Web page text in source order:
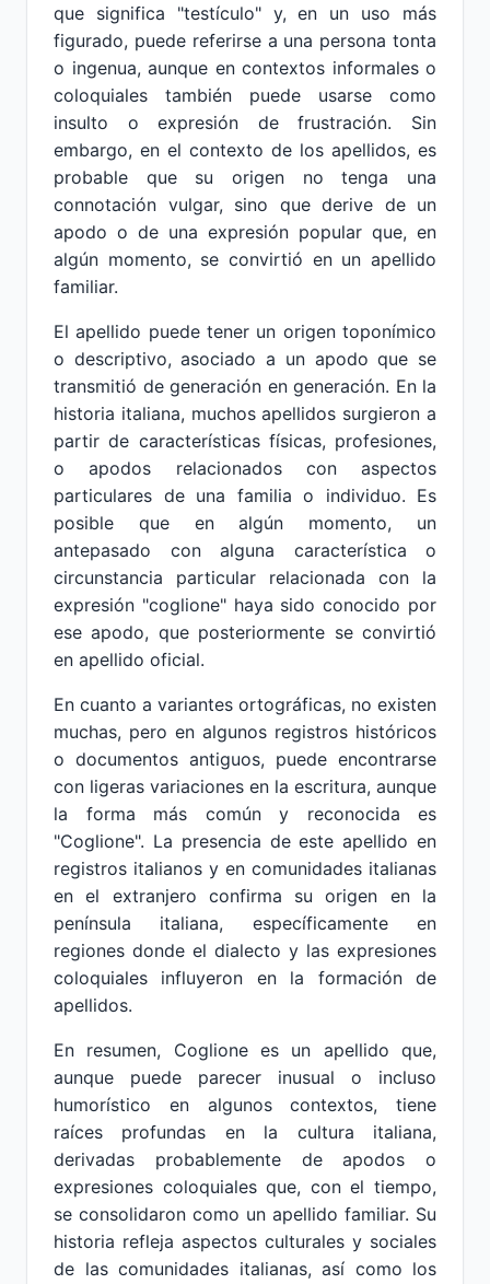
que significa "testículo" y, en un uso más
figurado, puede referirse a una persona tonta
o ingenua, aunque en contextos informales o
coloquiales también puede usarse como
insulto o expresión de frustración. Sin
embargo, en el contexto de los apellidos, es
probable que su origen no tenga una
connotación vulgar, sino que derive de un
apodo o de una expresión popular que, en
algún momento, se convirtió en un apellido
familiar.
El apellido puede tener un origen toponímico
o descriptivo, asociado a un apodo que se
transmitió de generación en generación. En la
historia italiana, muchos apellidos surgieron a
partir de características físicas, profesiones,
o apodos relacionados con aspectos
particulares de una familia o individuo. Es
posible que en algún momento, un
antepasado con alguna característica o
circunstancia particular relacionada con la
expresión "coglione" haya sido conocido por
ese apodo, que posteriormente se convirtió
en apellido oficial.
En cuanto a variantes ortográficas, no existen
muchas, pero en algunos registros históricos
o documentos antiguos, puede encontrarse
con ligeras variaciones en la escritura, aunque
la forma más común y reconocida es
"Coglione". La presencia de este apellido en
registros italianos y en comunidades italianas
en el extranjero confirma su origen en la
península italiana, específicamente en
regiones donde el dialecto y las expresiones
coloquiales influyeron en la formación de
apellidos.
En resumen, Coglione es un apellido que,
aunque puede parecer inusual o incluso
humorístico en algunos contextos, tiene
raíces profundas en la cultura italiana,
derivadas probablemente de apodos o
expresiones coloquiales que, con el tiempo,
se consolidaron como un apellido familiar. Su
historia refleja aspectos culturales y sociales
de las comunidades italianas, así como los